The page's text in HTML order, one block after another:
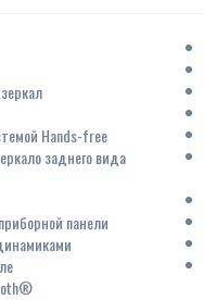
Hands-free
заднего вида
панели